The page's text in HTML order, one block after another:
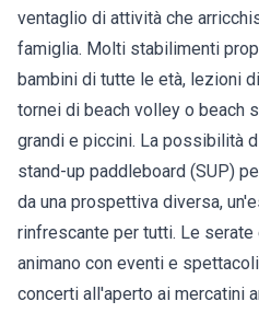
ventaglio di attività che
famiglia. Molti stabilimenti
bambini di tutte le età, lezioni
tornei di beach volley o beach
grandi e piccini. La possibilità
stand-up paddleboard (SUP)
da una prospettiva diversa,
rinfrescante per tutti. Le
animano con eventi e
concerti all'aperto ai mercatini